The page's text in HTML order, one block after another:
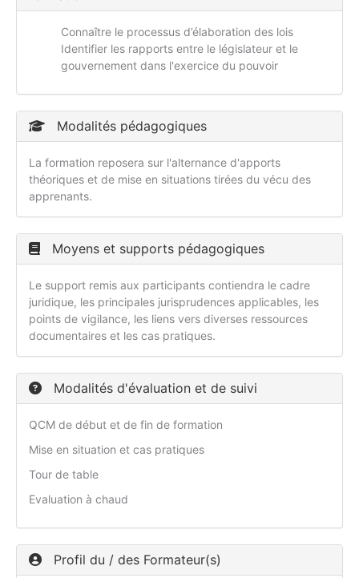
Connaître le processus d’élaboration des lois
Identifier les rapports entre le législateur et le
gouvernement dans l'exercice du pouvoir
Modalités pédagogiques
La formation reposera sur l'alternance d'apports
théoriques et de mise en situations tirées du vécu des
apprenants.
Moyens et supports pédagogiques
Le support remis aux participants contiendra le cadre
juridique, les principales jurisprudences applicables, les
points de vigilance, les liens vers diverses ressources
documentaires et les cas pratiques.
Modalités d'évaluation et de suivi
QCM de début et de fin de formation
Mise en situation et cas pratiques
Tour de table
Evaluation à chaud
Profil du / des Formateur(s)